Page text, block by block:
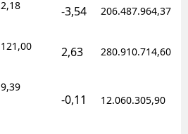
2,18 -3,54 206.487.964,37
121,00 2,63 280.910.714,60
9,39
-0,11 12.060.305,90